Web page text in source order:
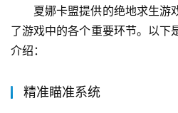
夏娜卡盟提供的绝地求生游
了游戏中的各个重要环节。以下
介绍：
精准瞄准系统